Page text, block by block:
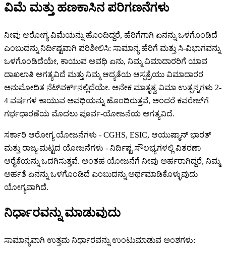
ವಿಮೆ ಮತ್ತು ಹಣಕಾಸಿನ ಪರಿಗಣನೆಗಳು
ನೀವು ಆರೋಗ್ಯ ವಿಮೆಯನ್ನು ಹೊಂದಿದ್ದರೆ, ಹೆರಿಗೆಗಾಗಿ ಏನನ್ನು ಒಳಗೊಂಡಿದೆ
ಎಂಬುದನ್ನು ನಿರ್ದಿಷ್ಟವಾಗಿ ಪರಿಶೀಲಿಸಿ: ಸಾಮಾನ್ಯ ಹೆರಿಗೆ ಮತ್ತು ಸಿ-ವಿಭಾಗವನ್ನು
ಒಳಗೊಂಡಿದೆಯೇ, ಕಾಯುವ ಅವಧಿ ಏನು, ನಿಮ್ಮ ವಿಮಾದಾರರಿಗೆ ಯಾವ
ದಾಖಲಾತಿ ಅಗತ್ಯವಿದೆ ಮತ್ತು ನಿಮ್ಮ ಆದ್ಯತೆಯ ಆಸ್ಪತ್ರೆಯು ವಿಮಾದಾರರ
ಅನುಮೋದಿತ ನೆಟ್‌ವರ್ಕ್‌ನಲ್ಲಿದೆಯೇ. ಅನೇಕ ಮಾತೃತ್ವ ವಿಮಾ ಉತ್ಪನ್ನಗಳು 2-
4 ವರ್ಷಗಳ ಕಾಯುವ ಅವಧಿಯನ್ನು ಹೊಂದಿರುತ್ತವೆ, ಅಂದರೆ ಕವರೇಜ್‌ಗೆ
ಗರ್ಭಧಾರಣೆಯ ಮೊದಲು ಪೂರ್ವ-ಯೋಜನೆಯ ಅಗತ್ಯವಿದೆ.
ಸರ್ಕಾರಿ ಆರೋಗ್ಯ ಯೋಜನೆಗಳು - CGHS, ESIC, ಆಯುಷ್ಮಾನ್ ಭಾರತ್
ಮತ್ತು ರಾಜ್ಯ-ಮಟ್ಟದ ಯೋಜನೆಗಳು - ನಿರ್ದಿಷ್ಟ ಸೌಲಭ್ಯಗಳಲ್ಲಿ ವಿತರಣಾ
ಆರೈಕೆಯನ್ನು ಒದಗಿಸುತ್ತವೆ. ಅಂತಹ ಯೋಜನೆಗೆ ನೀವು ಅರ್ಹರಾಗಿದ್ದರೆ, ನಿಮ್ಮ
ಅರ್ಹತೆ ಏನನ್ನು ಒಳಗೊಂಡಿದೆ ಎಂಬುದನ್ನು ಅರ್ಥಮಾಡಿಕೊಳ್ಳುವುದು
ಯೋಗ್ಯವಾಗಿದೆ.
ನಿರ್ಧಾರವನ್ನು ಮಾಡುವುದು
ಸಾಮಾನ್ಯವಾಗಿ ಉತ್ತಮ ನಿರ್ಧಾರವನ್ನು ಉಂಟುಮಾಡುವ ಅಂಶಗಳು: